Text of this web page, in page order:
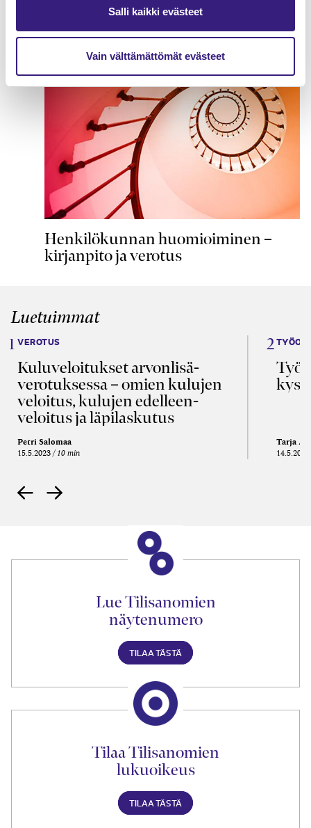
Salli kaikki evästeet
Vain välttämättömät evästeet
Henkilökunnan huomioiminen –
kirjanpito ja verotus
Luetuimmat
VEROTUS
Kulu­veloitukset arvon­lisä­
verotuksessa – omien kulujen
veloitus, kulujen edelleen­
veloitus ja läpi­laskutus
Petri Salomaa
15.5.2023 10 min
Tarja
14.5.2021
Lue Tilisanomien
näytenumero
TILAA TÄSTÄ
Tilaa Tilisanomien
lukuoikeus
TILAA TÄSTÄ